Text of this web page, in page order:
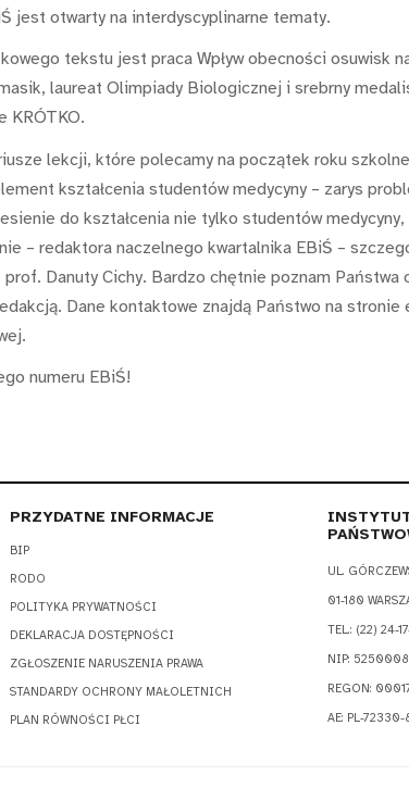
jest otwarty na interdyscyplinarne tematy.
tekstu jest praca Wpływ obecności osuwisk
laureat Olimpiady Biologicznej i srebrny
KRÓTKO.
lekcji, które polecamy na początek roku
kształcenia studentów medycyny – zarys
do kształcenia nie tylko studentów
– redaktora naczelnego kwartalnika EBiŚ –
Danuty Cichy. Bardzo chętnie poznam
Dane kontaktowe znajdą Państwo na
numeru EBiŚ!
PRZYDATNE INFORMACJE
BIP
RODO
POLITYKA PRYWATNOŚCI
DEKLARACJA DOSTĘPNOŚCI
ZGŁOSZENIE NARUSZENIA PRAWA
STANDARDY OCHRONY MAŁOLETNICH
PLAN RÓWNOŚCI PŁCI
UL.
01-180
TEL.: (22) 24-
NIP:
REGON:
AE: PL-72330-